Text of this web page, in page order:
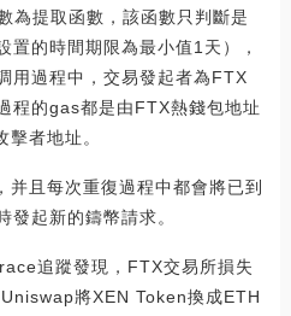
提取函數，該函數只判斷是
置的時間期限為最小值1天），
用過程中，交易發起者為FTX
程的gas都是由FTX熱錢包地址
者地址。
且每次重復過程中都會將已到
發起新的鑄幣請求。
追蹤發現，FTX交易所損失
將XEN Token換成ETH